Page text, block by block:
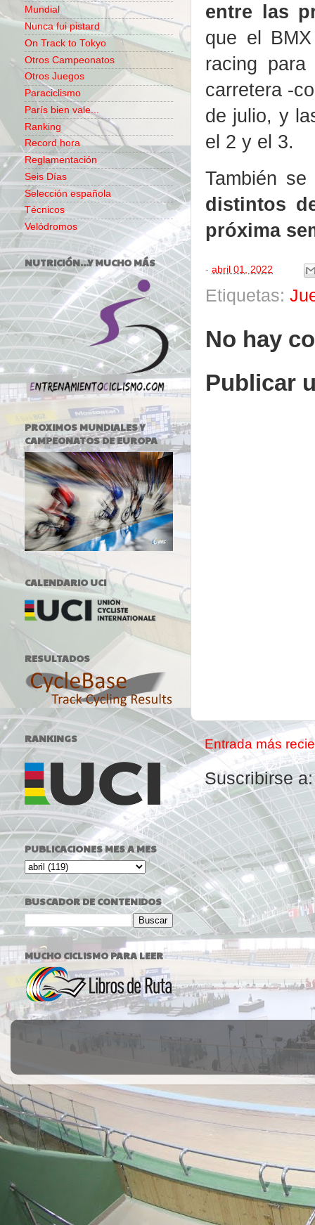
entre las
que el
racing
carretera -
de julio, y
el 2 y el 3.
También
distintos
próxima
- abril 01, 2022
Etiquetas:
No hay
Publicar
Entrada más
Suscribirse
Mundial
Nunca fui pistard
On Track to Tokyo
Otros Campeonatos
Otros Juegos
Paraciclismo
París bien vale...
Ranking
Record hora
Reglamentación
Seis Días
Selección española
Técnicos
Velódromos
NUTRICIÓN...Y MUCHO MÁS
PROXIMOS MUNDIALES Y
CAMPEONATOS DE EUROPA
CALENDARIO UCI
RESULTADOS
RANKINGS
PUBLICACIONES MES A MES
BUSCADOR DE CONTENIDOS
MUCHO CICLISMO PARA LEER